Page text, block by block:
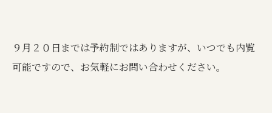
９月２０日までは予約制ではありますが、いつでも内覧
可能ですので、お気軽にお問い合わせください。